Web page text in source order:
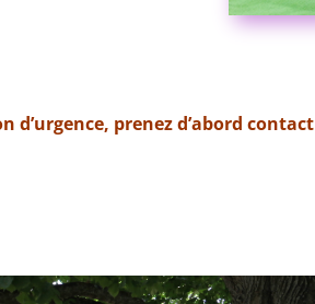
prenez d’abord contact